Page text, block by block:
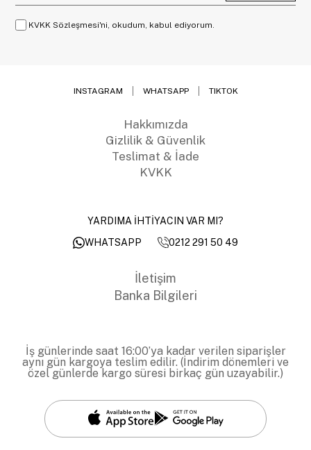
KVKK Sözleşmesi'ni, okudum, kabul ediyorum.
INSTAGRAM WHATSAPP TIKTOK
Hakkımızda
Gizlilik & Güvenlik
Teslimat & İade
KVKK
YARDIMA İHTİYACIN VAR MI?
WHATSAPP
0212 291 50 49
İletişim
Banka Bilgileri
İş günlerinde saat 16:00’ya kadar verilen siparişler
aynı gün kargoya teslim edilir. (İndirim dönemleri ve
özel günlerde kargo süresi birkaç gün uzayabilir.)